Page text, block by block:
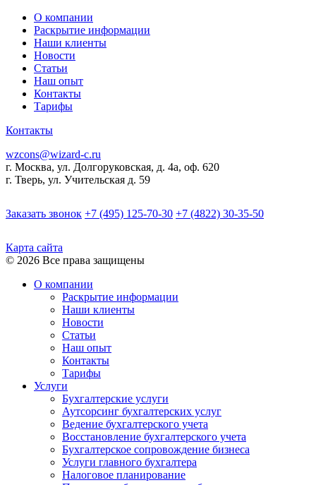
О компании
Раскрытие информации
Наши клиенты
Новости
Статьи
Наш опыт
Контакты
Тарифы
Контакты
wzcons@wizard-c.ru
г. Москва, ул. Долгоруковская, д. 4а, оф. 620
г. Тверь, ул. Учительская д. 59
Заказать звонок +7 (495) 125-70-30 +7 (4822) 30-35-50
Карта сайта
© 2026 Все права защищены
О компании
Раскрытие информации
Наши клиенты
Новости
Статьи
Наш опыт
Контакты
Тарифы
Услуги
Бухгалтерские услуги
Аутсорсинг бухгалтерских услуг
Ведение бухгалтерского учета
Восстановление бухгалтерского учета
Бухгалтерское сопровождение бизнеса
Услуги главного бухгалтера
Налоговое планирование